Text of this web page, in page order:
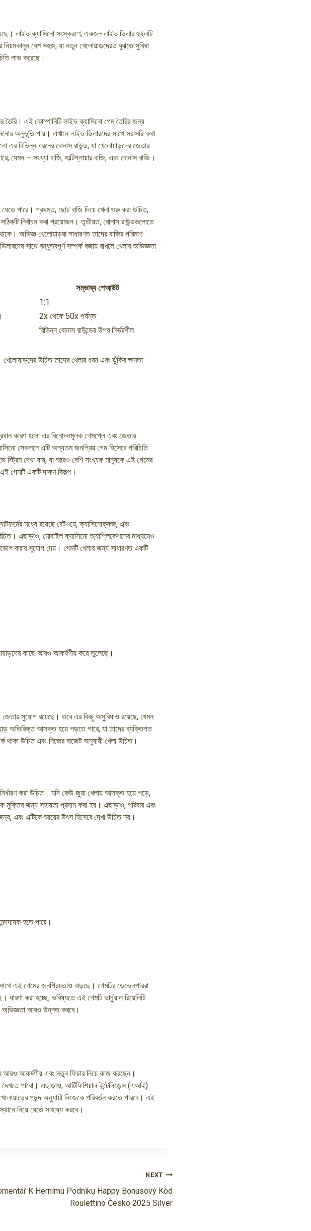
লাইভ ক্যাসিনো সংস্করণে, একজন লাইভ ডিলার হুইলটি
নিয়মকানুন বেশ সহজ, যা নতুন খেলোয়াড়দেরও বুঝতে সুবিধা
লাভ করেছে।
এই কোম্পানিটি লাইভ ক্যাসিনো গেম তৈরির জন্য
অনুভূতি পায়। এখানে লাইভ ডিলারদের সাথে সরাসরি কথা
বিভিন্ন ধরনের বোনাস রাউন্ড, যা খেলোয়াড়দের জেতার
যেমন – সংখ্যা বাজি, মাল্টিপ্লায়ার বাজি, এবং বোনাস বাজি।
পারে। প্রথমত, ছোট বাজি দিয়ে খেলা শুরু করা উচিত,
নির্বাচন করা প্রয়োজন। তৃতীয়ত, বোনাস রাউন্ডগুলোতে
অভিজ্ঞ খেলোয়াড়রা সাধারণত তাদের বাজির পরিমাণ
সাথে বন্ধুত্বপূর্ণ সম্পর্ক বজায় রাখলে খেলার অভিজ্ঞতা
সম্ভাব্য পেআউট
1:1
2x থেকে 50x পর্যন্ত
বিভিন্ন বোনাস রাউন্ডের উপর নির্ভরশীল
উচিত তাদের খেলার ধরন এবং ঝুঁকির ক্ষমতা
কারণ হলো এর বিনোদনমূলক গেমপ্লে এবং জেতার
সেকশনে এটি অন্যতম জনপ্রিয় গেম হিসেবে পরিচিতি
স্ট্রিম দেখা যায়, যা আরও বেশি সংখ্যক মানুষকে এই গেমের
গেমটি একটি দারুণ বিকল্প।
মধ্যে রয়েছে বেটওয়ে, ক্যাসিনোক্রুজ, এবং
এছাড়াও, মোবাইল ক্যাসিনো অ্যাপ্লিকেশনের মাধ্যমেও
করার সুযোগ দেয়। গেমটি খেলার জন্য সাধারণত একটি
কাছে আরও আকর্ষণীয় করে তুলেছে।
জেতার সুযোগ রয়েছে। তবে এর কিছু অসুবিধাও রয়েছে, যেমন
অতিরিক্ত আসক্ত হয়ে পড়তে পারে, যা তাদের ব্যক্তিগত
থাকা উচিত এবং নিজের বাজেট অনুযায়ী খেলা উচিত।
করা উচিত। যদি কেউ জুয়া খেলায় আসক্ত হয়ে পড়ে,
মুক্তির জন্য সহায়তা প্রদান করা হয়। এছাড়াও, পরিবার এবং
এবং এটিকে আয়ের উৎস হিসেবে দেখা উচিত নয়।
হতে পারে।
এই গেমের জনপ্রিয়তাও বাড়ছে। গেমটির ডেভেলপাররা
করা হচ্ছে, ভবিষ্যতে এই গেমটি ভার্চুয়াল রিয়েলিটি
অভিজ্ঞতা আরও উন্নত করবে।
আরও আকর্ষণীয় এবং নতুন ফিচার নিয়ে কাজ করছেন।
পাবো। এছাড়াও, আর্টিফিশিয়াল ইন্টেলিজেন্স (এআই)
পছন্দ অনুযায়ী নিজেকে পরিবর্তন করতে পারবে। এই
নিয়ে যেতে সাহায্য করবে।
NEXT
K Hernímu Podniku Happy Bonusový Kód
Roulettino Česko 2025 Silver